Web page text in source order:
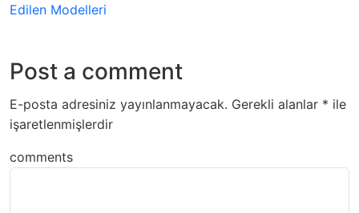
Edilen Modelleri
Post a comment
E-posta adresiniz yayınlanmayacak. Gerekli alanlar * ile
işaretlenmişlerdir
comments